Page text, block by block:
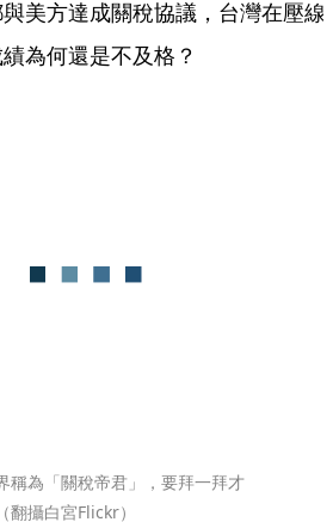
美方達成關稅協議，台灣在壓線
為何還是不及格？
稱為「關稅帝君」，要拜一拜才
翻攝白宮Flickr）